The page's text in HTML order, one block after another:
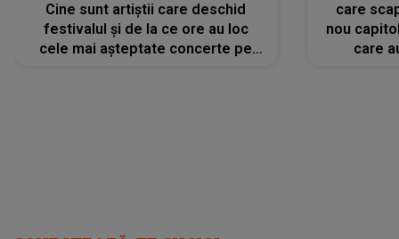
Cine sunt artiștii care deschid
festivalul și de la ce ore au loc
cele mai așteptate concerte pe
care
nou
care